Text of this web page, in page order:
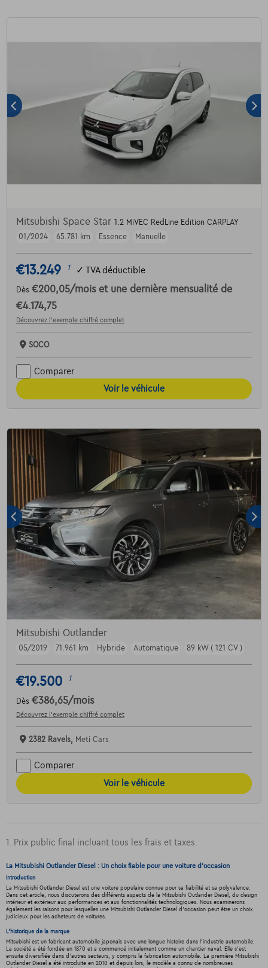
Mitsubishi Space Star 1.2 MiVEC RedLine Edition CARPLAY
01/2024
65.781 km Essence Manuelle
€13.249 1 ✓ TVA déductible
Dès €200,05/mois et une dernière mensualité de
€4.174,75
Découvrez l’exemple chiffré complet
SOCO
Comparer
Voir le véhicule
Mitsubishi Outlander
05/2019 71.961 km Hybride Automatique 89 kW ( 121 CV )
€19.500 1
Dès €386,65/mois
Découvrez l’exemple chiffré complet
2382 Ravels, Meti Cars
Comparer
Voir le véhicule
1. Prix public final incluant tous les frais et taxes.
La Mitsubishi Outlander Diesel : Un choix fiable pour une voiture d'occasion
Introduction
La Mitsubishi Outlander Diesel est une voiture populaire connue pour sa fiabilité et sa polyvalence.
Dans cet article, nous discuterons des différents aspects de la Mitsubishi Outlander Diesel, du design
intérieur et extérieur aux performances et aux fonctionnalités technologiques. Nous examinerons
également les raisons pour lesquelles une Mitsubishi Outlander Diesel d'occasion peut être un choix
judicieux pour les acheteurs de voitures.
L'historique de la marque
Mitsubishi est un fabricant automobile japonais avec une longue histoire dans l'industrie automobile.
La société a été fondée en 1870 et a commencé initialement comme un chantier naval. Elle s'est
ensuite diversifiée dans d'autres secteurs, y compris la fabrication automobile. La première Mitsubishi
Outlander Diesel a été introduite en 2010 et depuis lors, le modèle a connu de nombreuses